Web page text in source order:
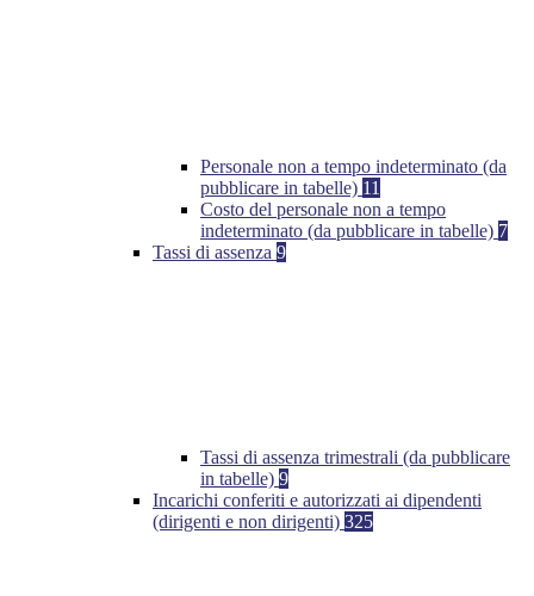
Personale non a tempo indeterminato (da
pubblicare in tabelle) 11
Costo del personale non a tempo
indeterminato (da pubblicare in tabelle) 7
Tassi di assenza 9
Tassi di assenza trimestrali (da pubblicare
in tabelle) 9
Incarichi conferiti e autorizzati ai dipendenti
(dirigenti e non dirigenti) 325